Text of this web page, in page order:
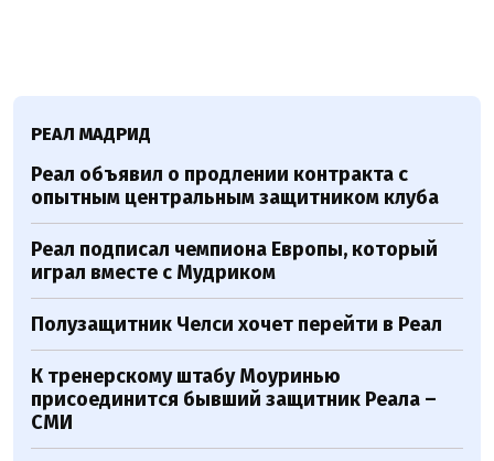
РЕАЛ МАДРИД
Реал объявил о продлении контракта с
опытным центральным защитником клуба
Реал подписал чемпиона Европы, который
играл вместе с Мудриком
Полузащитник Челси хочет перейти в Реал
К тренерскому штабу Моуринью
присоединится бывший защитник Реала –
СМИ